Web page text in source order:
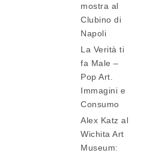
mostra al
Clubino di
Napoli
La Verità ti
fa Male –
Pop Art.
Immagini e
Consumo
Alex Katz al
Wichita Art
Museum: